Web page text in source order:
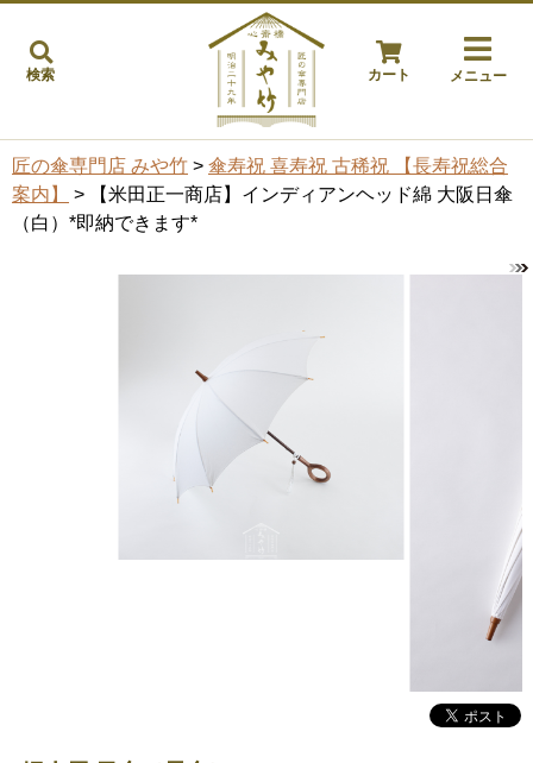
検索 カート メニュー
匠の傘専門店 みや竹 > 傘寿祝 喜寿祝 古稀祝 【長寿祝総合
案内】
> 【米田正一商店】インディアンヘッド綿 大阪日傘
（白）*即納できます*